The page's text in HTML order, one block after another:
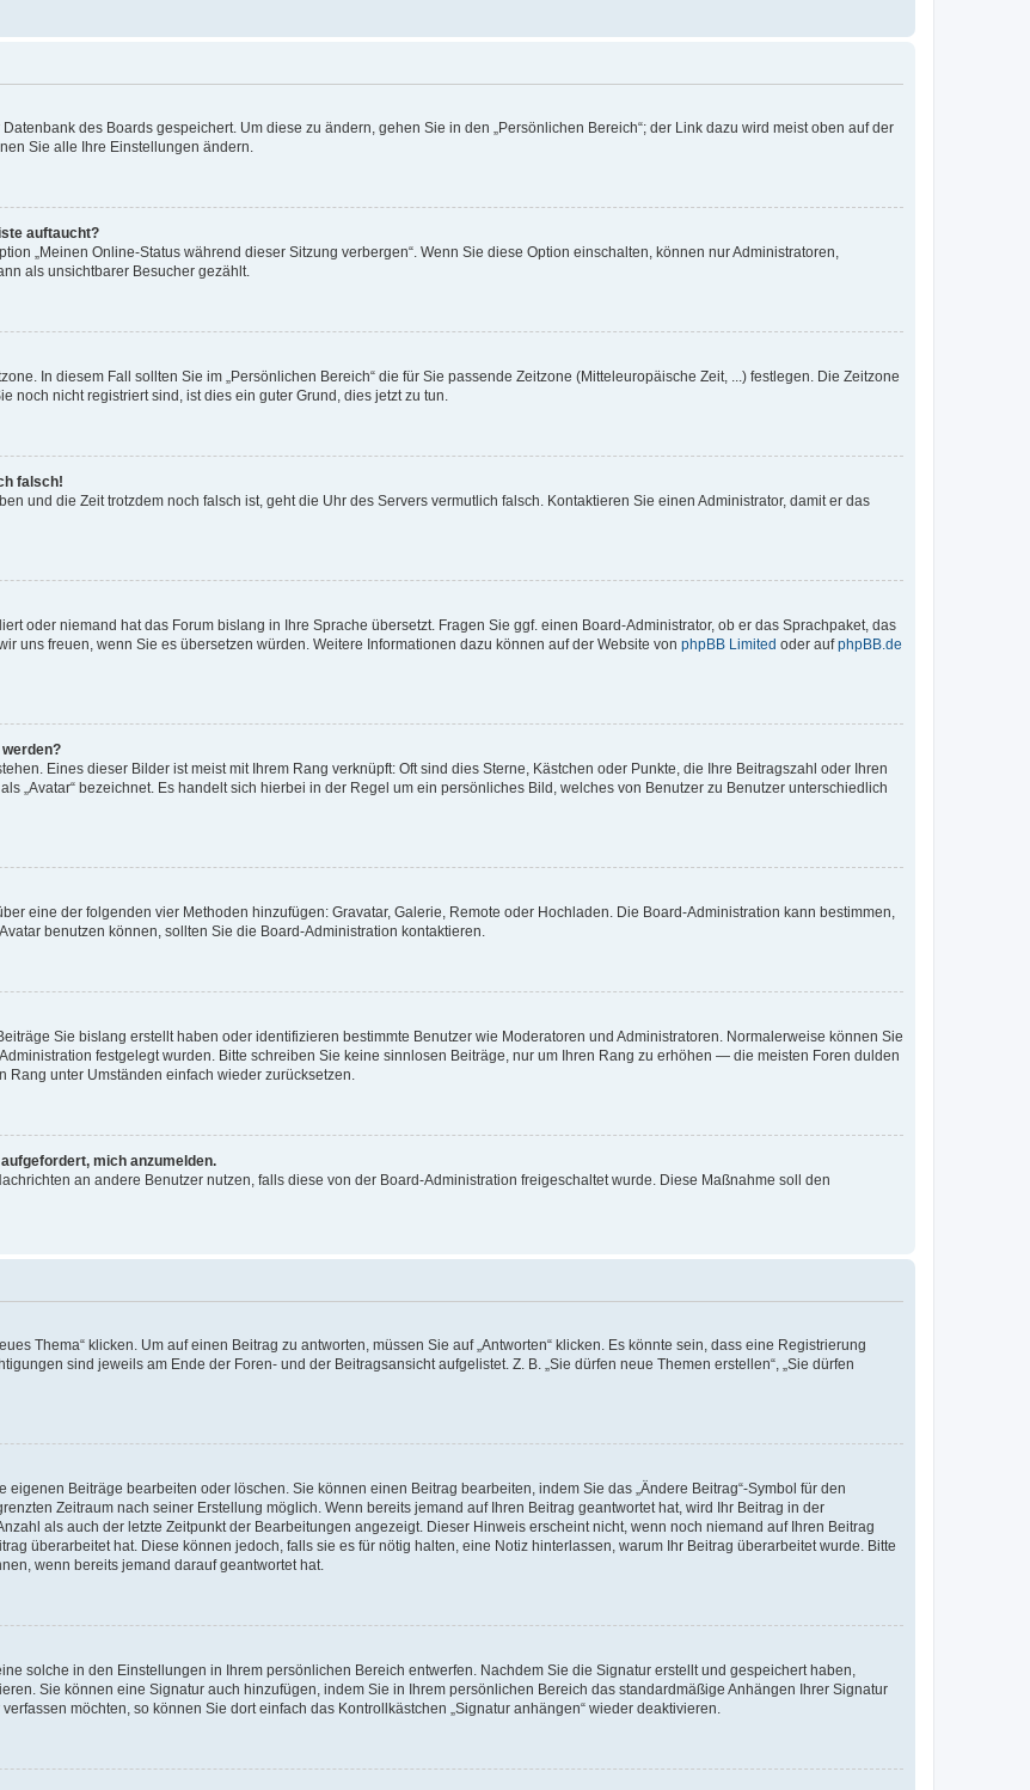
des Boards gespeichert. Um diese zu ändern, gehen Sie in den „Persönlichen Bereich“; der Link dazu wird meist oben auf der
Sie alle Ihre Einstellungen ändern.
auftaucht?
„Meinen Online-Status während dieser Sitzung verbergen“. Wenn Sie diese Option einschalten, können nur Administratoren,
als unsichtbarer Besucher gezählt.
In diesem Fall sollten Sie im „Persönlichen Bereich“ die für Sie passende Zeitzone (Mitteleuropäische Zeit, ...) festlegen. Die Zeitzone
nicht registriert sind, ist dies ein guter Grund, dies jetzt zu tun.
falsch!
und die Zeit trotzdem noch falsch ist, geht die Uhr des Servers vermutlich falsch. Kontaktieren Sie einen Administrator, damit er das
oder niemand hat das Forum bislang in Ihre Sprache übersetzt. Fragen Sie ggf. einen Board-Administrator, ob er das Sprachpaket, das
uns freuen, wenn Sie es übersetzen würden. Weitere Informationen dazu können auf der Website von phpBB Limited oder aufphpBB.de
Eines dieser Bilder ist meist mit Ihrem Rang verknüpft: Oft sind dies Sterne, Kästchen oder Punkte, die Ihre Beitragszahl oder Ihren
„Avatar“ bezeichnet. Es handelt sich hierbei in der Regel um ein persönliches Bild, welches von Benutzer zu Benutzer unterschiedlich
eine der folgenden vier Methoden hinzufügen: Gravatar, Galerie, Remote oder Hochladen. Die Board-Administration kann bestimmen,
benutzen können, sollten Sie die Board-Administration kontaktieren.
Sie bislang erstellt haben oder identifizieren bestimmte Benutzer wie Moderatoren und Administratoren. Normalerweise können Sie
festgelegt wurden. Bitte schreiben Sie keine sinnlosen Beiträge, nur um Ihren Rang zu erhöhen — die meisten Foren dulden
unter Umständen einfach wieder zurücksetzen.
mich anzumelden.
an andere Benutzer nutzen, falls diese von der Board-Administration freigeschaltet wurde. Diese Maßnahme soll den
Thema“ klicken. Um auf einen Beitrag zu antworten, müssen Sie auf „Antworten“ klicken. Es könnte sein, dass eine Registrierung
sind jeweils am Ende der Foren- und der Beitragsansicht aufgelistet. Z. B. „Sie dürfen neue Themen erstellen“, „Sie dürfen
Beiträge bearbeiten oder löschen. Sie können einen Beitrag bearbeiten, indem Sie das „Ändere Beitrag“-Symbol für den
Zeitraum nach seiner Erstellung möglich. Wenn bereits jemand auf Ihren Beitrag geantwortet hat, wird Ihr Beitrag in der
als auch der letzte Zeitpunkt der Bearbeitungen angezeigt. Dieser Hinweis erscheint nicht, wenn noch niemand auf Ihren Beitrag
überarbeitet hat. Diese können jedoch, falls sie es für nötig halten, eine Notiz hinterlassen, warum Ihr Beitrag überarbeitet wurde. Bitte
wenn bereits jemand darauf geantwortet hat.
solche in den Einstellungen in Ihrem persönlichen Bereich entwerfen. Nachdem Sie die Signatur erstellt und gespeichert haben,
Sie können eine Signatur auch hinzufügen, indem Sie in Ihrem persönlichen Bereich das standardmäßige Anhängen Ihrer Signatur
möchten, so können Sie dort einfach das Kontrollkästchen „Signatur anhängen“ wieder deaktivieren.